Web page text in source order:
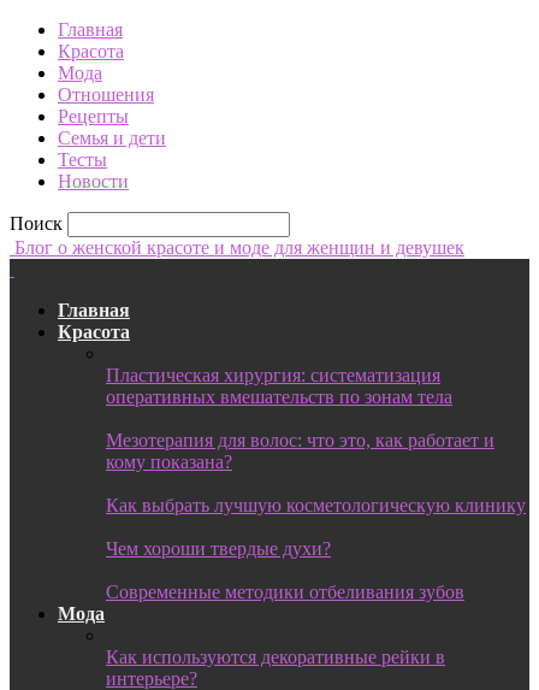
Главная
Красота
Мода
Отношения
Рецепты
Семья и дети
Тесты
Новости
Поиск
Блог о женской красоте и моде для женщин и девушек
Главная
Красота
Пластическая хирургия: систематизация
оперативных вмешательств по зонам тела
Мезотерапия для волос: что это, как работает и
кому показана?
Как выбрать лучшую косметологическую клинику
Чем хороши твердые духи?
Современные методики отбеливания зубов
Мода
Как используются декоративные рейки в
интерьере?